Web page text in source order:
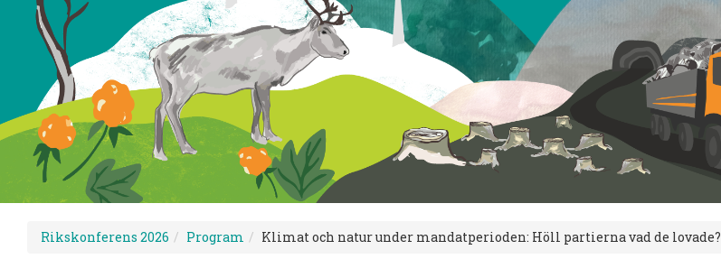
Rikskonferens 2026 Program Klimat och natur under mandatperioden: Höll partierna vad de lovade?